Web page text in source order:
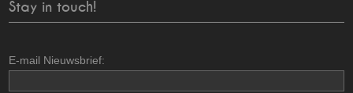
Stay in touch!
E-mail Nieuwsbrief: